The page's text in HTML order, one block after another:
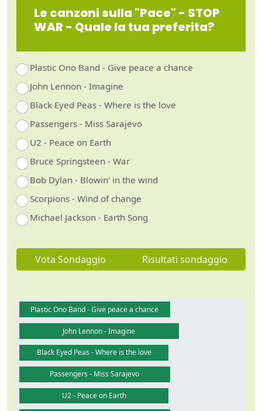
Le canzoni sulla "Pace" - STOP
WAR - Quale la tua preferita?
Plastic Ono Band - Give peace a chance
John Lennon - Imagine
Black Eyed Peas - Where is the love
Passengers - Miss Sarajevo
U2 - Peace on Earth
Bruce Springsteen - War
Bob Dylan - Blowin' in the wind
Scorpions - Wind of change
Michael Jackson - Earth Song
Vota Sondaggio Risultati sondaggio
Plastic Ono Band - Give peace a chance
John Lennon - Imagine
Black Eyed Peas - Where is the love
Passengers - Miss Sarajevo
U2 - Peace on Earth